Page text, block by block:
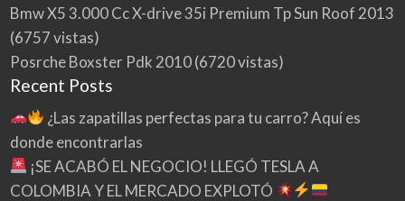
Bmw X5 3.000 Cc X-drive 35i Premium Tp Sun Roof 2013
(6757 vistas)
Posrche Boxster Pdk 2010(6720 vistas)
Recent Posts
¿Las zapatillas perfectas para tu carro? Aquí es
donde encontrarlas
¡SE ACABÓ EL NEGOCIO! LLEGÓ TESLA A
COLOMBIA Y EL MERCADO EXPLOTÓ